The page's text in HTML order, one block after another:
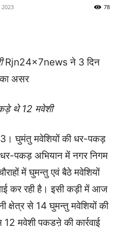
78
Rjn24x7news ने 3 दिन
असर
थे 12 मवेशी
घुमंतु मवेशियों की धर-पकड़
पकड़ अभियान में नगर निगम
में घुमन्तु एवं बैठे मवेशियों
कर रही है। इसी कड़ी में आज
क्षेत्र से 14 घुमन्तु मवेशियों की
मवेशी पकडऩे की कार्रवाई